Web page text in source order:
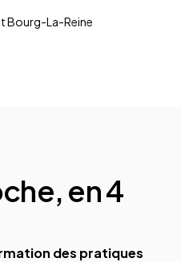
Bourg-La-Reine
en 4
des pratiques